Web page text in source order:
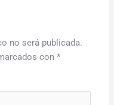
no será publicada.
con*